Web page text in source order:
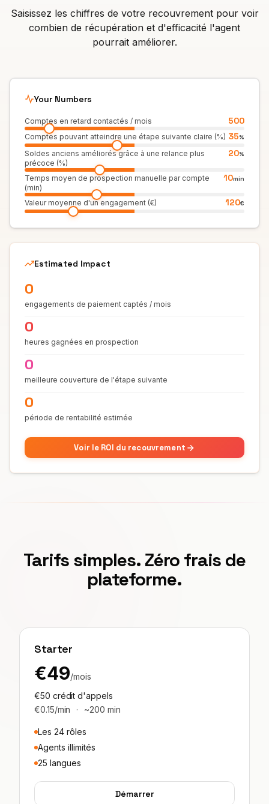
Saisissez les chiffres de votre recouvrement pour voir
combien de récupération et d'efficacité l'agent
pourrait améliorer.
Your Numbers
Comptes en retard contactés / mois 500
Comptes pouvant atteindre une étape suivante claire (%) 35%
Soldes anciens améliorés grâce à une relance plus
précoce (%)
20%
Temps moyen de prospection manuelle par compte
(min)
10min
Valeur moyenne d'un engagement (€) 120€
Estimated Impact
0
engagements de paiement captés / mois
0
heures gagnées en prospection
0
meilleure couverture de l'étape suivante
0
période de rentabilité estimée
Voir le ROI du recouvrement
Tarifs simples. Zéro frais de
plateforme.
Starter
€49/mois
€50 crédit d'appels
€0.15/min
· ~200 min
Les 24 rôles
Agents illimités
25 langues
Démarrer